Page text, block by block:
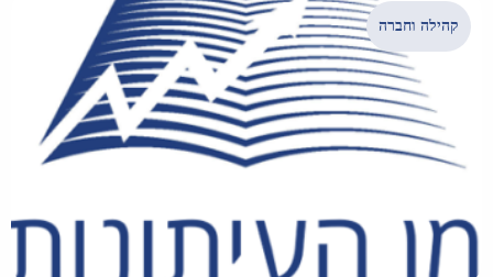
קהילה וחברה